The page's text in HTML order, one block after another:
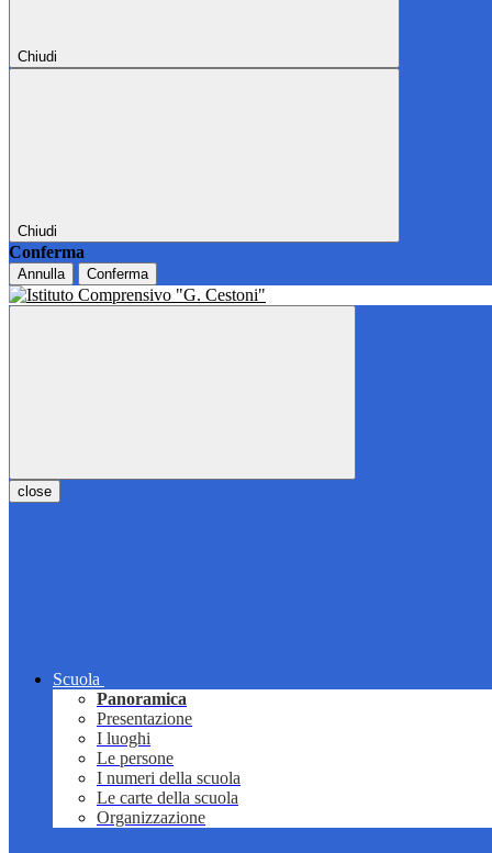
Chiudi
Chiudi
Conferma
Annulla Conferma
close
Scuola
Panoramica
Presentazione
I luoghi
Le persone
I numeri della scuola
Le carte della scuola
Organizzazione